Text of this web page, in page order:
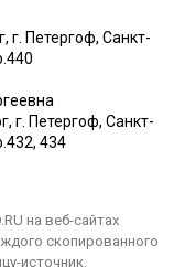
г. Петергоф, Санкт-
г. Петергоф, Санкт-
434
на веб-сайтах
скопированного
источник.